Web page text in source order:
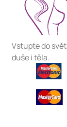
Vstupte do
duše i těla.